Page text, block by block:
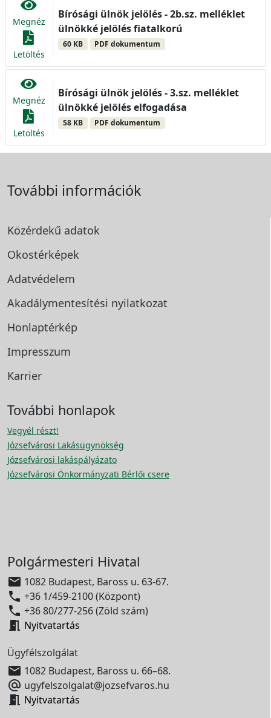
Megnéz
Letöltés
Bírósági ülnök jelölés - 2b.sz. melléklet
ülnökké jelölés fiatalkorú
60 KB PDF dokumentum
Megnéz
Letöltés
Bírósági ülnök jelölés - 3.sz. melléklet
ülnökké jelölés elfogadása
58 KB PDF dokumentum
További információk
Közérdekű adatok
Okostérképek
Adatvédelem
Akadálymentesítési nyilatkozat
Honlaptérkép
Impresszum
Karrier
További honlapok
Vegyél részt!
Józsefvárosi Lakásügynökség
Józsefvárosi lakáspályázato
Józsefvárosi Önkormányzati Bérlői csere
Polgármesteri Hivatal
 1082 Budapest, Baross u. 63-67.
 +36 1/459-2100 (Központ)
 +36 80/277-256 (Zöld szám)
 Nyitvatartás
Ügyfélszolgálat
 1082 Budapest, Baross u. 66–68.
 ugyfelszolgalat@jozsefvaros.hu
 Nyitvatartás